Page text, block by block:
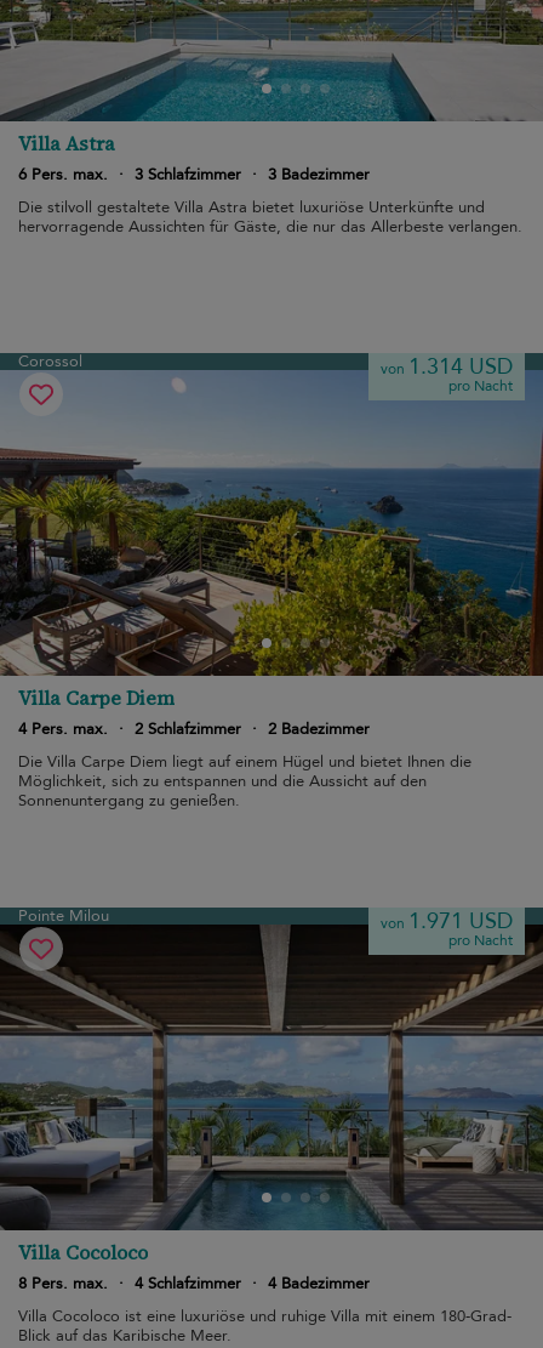
Villa Astra
6 Pers. max. · 3 Schlafzimmer · 3 Badezimmer
Die stilvoll gestaltete Villa Astra bietet luxuriöse Unterkünfte und
hervorragende Aussichten für Gäste, die nur das Allerbeste verlangen.
Corossol von 1.314 USD
pro Nacht
Villa Carpe Diem
4 Pers. max. · 2 Schlafzimmer · 2 Badezimmer
Die Villa Carpe Diem liegt auf einem Hügel und bietet Ihnen die
Möglichkeit, sich zu entspannen und die Aussicht auf den
Sonnenuntergang zu genießen.
Pointe Milou von 1.971 USD
pro Nacht
Villa Cocoloco
8 Pers. max. · 4 Schlafzimmer · 4 Badezimmer
Villa Cocoloco ist eine luxuriöse und ruhige Villa mit einem 180-Grad-
Blick auf das Karibische Meer.